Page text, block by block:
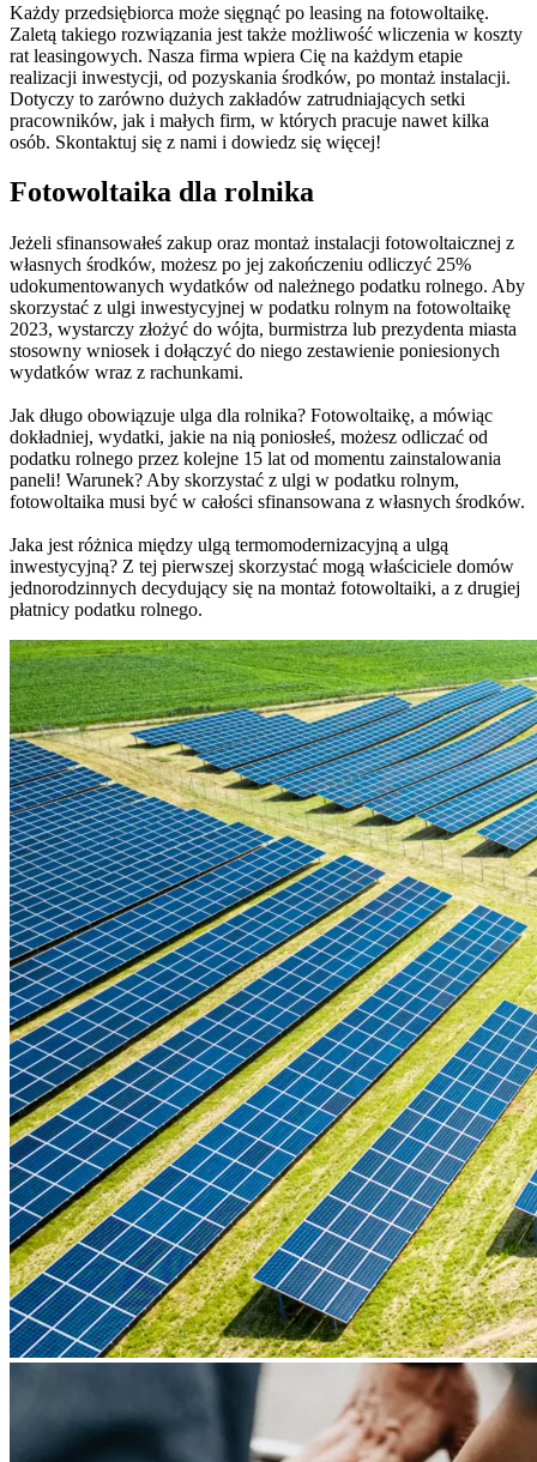
Każdy przedsiębiorca może sięgnąć po leasing na fotowoltaikę.
Zaletą takiego rozwiązania jest także możliwość wliczenia w koszty
rat leasingowych. Nasza firma wpiera Cię na każdym etapie
realizacji inwestycji, od pozyskania środków, po montaż instalacji.
Dotyczy to zarówno dużych zakładów zatrudniających setki
pracowników, jak i małych firm, w których pracuje nawet kilka
osób. Skontaktuj się z nami i dowiedz się więcej!
Fotowoltaika dla rolnika
Jeżeli sfinansowałeś zakup oraz montaż instalacji fotowoltaicznej z
własnych środków, możesz po jej zakończeniu odliczyć 25%
udokumentowanych wydatków od należnego podatku rolnego. Aby
skorzystać z ulgi inwestycyjnej w podatku rolnym na fotowoltaikę
2023, wystarczy złożyć do wójta, burmistrza lub prezydenta miasta
stosowny wniosek i dołączyć do niego zestawienie poniesionych
wydatków wraz z rachunkami.
Jak długo obowiązuje ulga dla rolnika? Fotowoltaikę, a mówiąc
dokładniej, wydatki, jakie na nią poniosłeś, możesz odliczać od
podatku rolnego przez kolejne 15 lat od momentu zainstalowania
paneli! Warunek? Aby skorzystać z ulgi w podatku rolnym,
fotowoltaika musi być w całości sfinansowana z własnych środków.
Jaka jest różnica między ulgą termomodernizacyjną a ulgą
inwestycyjną? Z tej pierwszej skorzystać mogą właściciele domów
jednorodzinnych decydujący się na montaż fotowoltaiki, a z drugiej
płatnicy podatku rolnego.